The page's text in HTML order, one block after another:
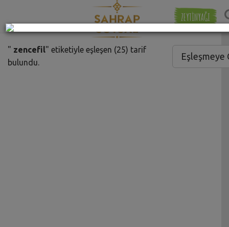
ZEYTİNYAĞI
" zencefil" etiketiyle eşleşen (25) tarif
bulundu.
Eşleşmeye